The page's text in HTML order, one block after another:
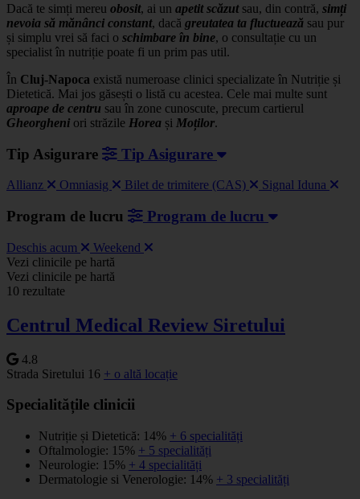
Dacă te simți mereu obosit, ai un apetit scăzutsau, din contră, simți
nevoia să mănânci constant, dacă greutatea ta fluctuează sau pur
și simplu vrei să faci o schimbare în bine, o consultație cu un
specialist în nutriție poate fi un prim pas util.
În Cluj-Napoca există numeroase clinici specializate în Nutriție și
Dietetică. Mai jos găsești o listă cu acestea. Cele mai multe sunt
aproape de centru sau în zone cunoscute, precum cartierul
Gheorgheni ori străzile Horea și Moților.
Tip Asigurare Tip Asigurare
Allianz Omniasig Bilet de trimitere (CAS) Signal Iduna
Program de lucru Program de lucru
Deschis acum Weekend
+
−
Vezi clinicile pe hartă
Vezi clinicile pe hartă
10 rezultate
Centrul Medical Review Siretului
4.8
Strada Siretului 16 + o altă locație
Specialitățile clinicii
Nutriție și Dietetică: 14% + 6 specialități
Oftalmologie: 15% + 5 specialități
Neurologie: 15% + 4 specialități
Dermatologie si Venerologie: 14% + 3 specialități